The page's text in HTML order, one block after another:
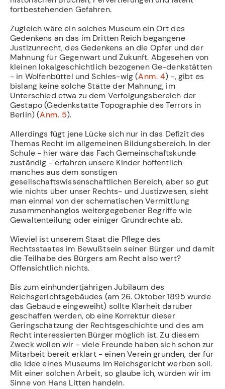
fortbestehenden Gefahren.
Zugleich wäre ein solches Museum ein Ort des
Gedenkens an das im Dritten Reich begangene
Justizunrecht, des Gedenkens an die Opfer und der
Mahnung für Gegenwart und Zukunft. Abgesehen von
kleinen lokalgeschichtlich bezogenen Ge-denkstätten
- in Wolfenbüttel und Schles-wig (Anm. 4) -, gibt es
bislang keine solche Stätte der Mahnung, im
Unterschied etwa zu dem Verfolgungsbereich der
Gestapo (Gedenkstätte Topographie des Terrors in
Berlin) (Anm. 5).
Allerdings fügt jene Lücke sich nur in das Defizit des
Themas Recht im allgemeinen Bildungsbereich. In der
Schule - hier wäre das Fach Gemeinschaftskunde
zuständig - erfahren unsere Kinder hoffentlich
manches aus dem sonstigen
gesellschaftswissenschaftlichen Bereich, aber so gut
wie nichts über unser Rechts- und Justizwesen, sieht
man einmal von der schematischen Vermittlung
zusammenhanglos weitergegebener Begriffe wie
Gewaltenteilung oder einiger Grundrechte ab.
Wieviel ist unserem Staat die Pflege des
Rechtsstaates im Bewußtsein seiner Bürger und damit
die Teilhabe des Bürgers am Recht also wert?
Offensichtlich nichts.
Bis zum einhundertjährigen Jubiläum des
Reichsgerichtsgebäudes (am 26. Oktober 1895 wurde
das Gebäude eingeweiht) sollte Klarheit darüber
geschaffen werden, ob eine Korrektur dieser
Geringschätzung der Rechtsgeschichte und des am
Recht interessierten Bürger möglich ist. Zu diesem
Zweck wollen wir - viele Freunde haben sich schon zur
Mitarbeit bereit erklärt - einen Verein gründen, der für
die Idee eines Museums im Reichsgericht werben soll.
Mit einer solchen Arbeit, so glaube ich, würden wir im
Sinne von Hans Litten handeln.